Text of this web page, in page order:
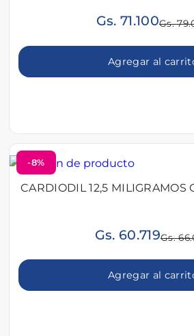
Gs. 71.100Gs.
Agregar al
-8%
CARDIODIL 12,5 MILIGRAMOS
Gs. 60.719Gs.
Agregar al